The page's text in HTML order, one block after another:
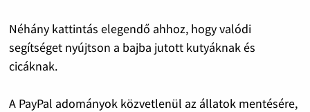
Néhány kattintás elegendő ahhoz, hogy valódi
segítséget nyújtson a bajba jutott kutyáknak és
cicáknak.
A PayPal adományok közvetlenül az állatok mentésére,